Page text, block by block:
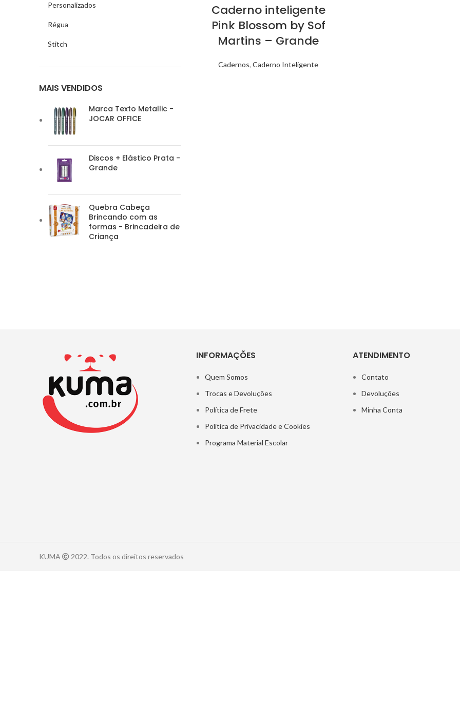
Personalizados
Régua
Stitch
MAIS VENDIDOS
Marca Texto Metallic -
JOCAR OFFICE
Discos + Elástico Prata -
Grande
Quebra Cabeça
Brincando com as
formas - Brincadeira de
Criança
Caderno inteligente
Pink Blossom by Sof
Martins – Grande
Cadernos,Caderno Inteligente
INFORMAÇÕES
Quem Somos
Trocas e Devoluções
Política de Frete
Política de Privacidade e Cookies
Programa Material Escolar
ATENDIMENTO
Contato
Devoluções
Minha Conta
KUMA 2022. Todos os direitos reservados